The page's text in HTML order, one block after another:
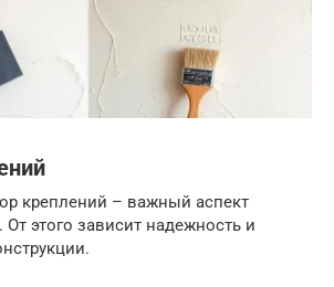
креплений – важный аспект
этого зависит надежность и